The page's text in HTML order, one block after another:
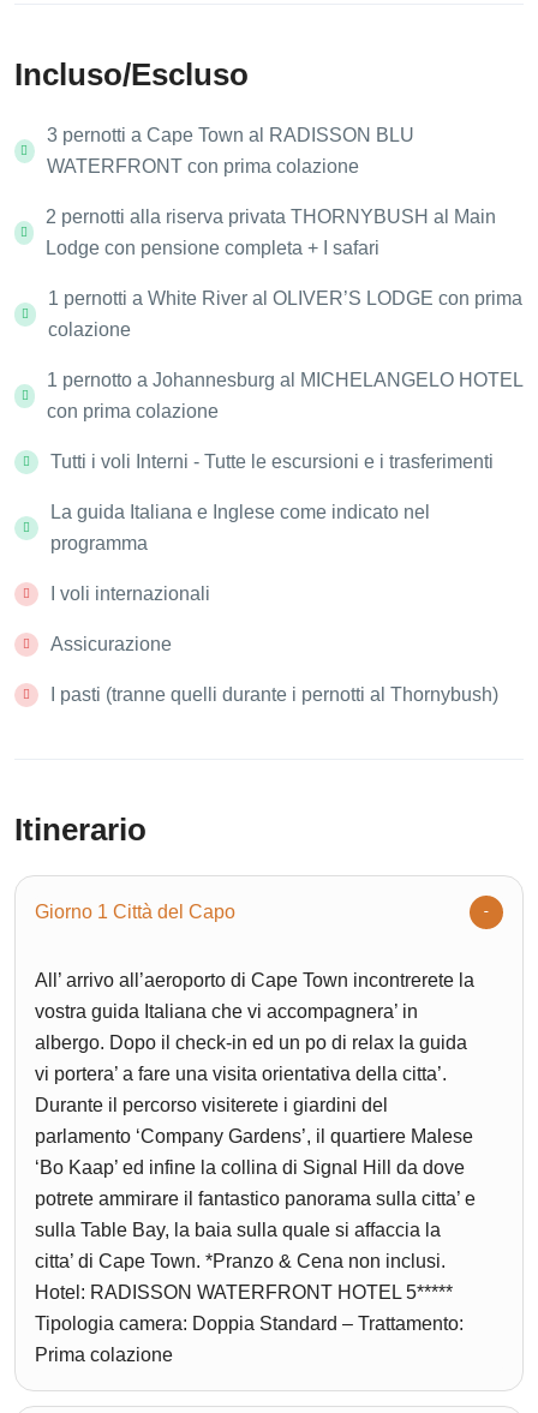
Incluso/Escluso
3 pernotti a Cape Town al RADISSON BLU
WATERFRONT con prima colazione
2 pernotti alla riserva privata THORNYBUSH al Main
Lodge con pensione completa + I safari
1 pernotti a White River al OLIVER’S LODGE con prima
colazione
1 pernotto a Johannesburg al MICHELANGELO HOTEL
con prima colazione
Tutti i voli Interni - Tutte le escursioni e i trasferimenti
La guida Italiana e Inglese come indicato nel
programma
I voli internazionali
Assicurazione
I pasti (tranne quelli durante i pernotti al Thornybush)
Itinerario
Giorno 1 Città del Capo
All’ arrivo all’aeroporto di Cape Town incontrerete la
vostra guida Italiana che vi accompagnera’ in
albergo. Dopo il check-in ed un po di relax la guida
vi portera’ a fare una visita orientativa della citta’.
Durante il percorso visiterete i giardini del
parlamento ‘Company Gardens’, il quartiere Malese
‘Bo Kaap’ ed infine la collina di Signal Hill da dove
potrete ammirare il fantastico panorama sulla citta’ e
sulla Table Bay, la baia sulla quale si affaccia la
citta’ di Cape Town. *Pranzo & Cena non inclusi.
Hotel: RADISSON WATERFRONT HOTEL 5*****
Tipologia camera: Doppia Standard – Trattamento:
Prima colazione